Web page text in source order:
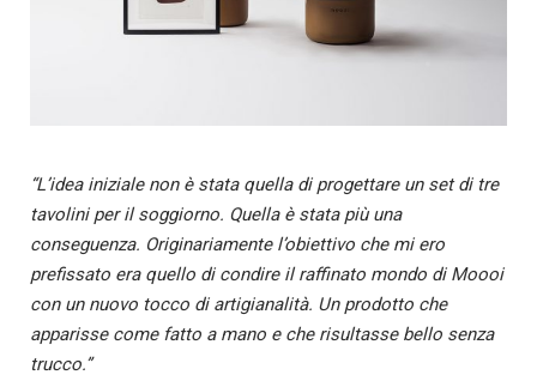
“L’idea iniziale non è stata quella di progettare un set di tre
tavolini per il soggiorno. Quella è stata più una
conseguenza. Originariamente l’obiettivo che mi ero
prefissato era quello di condire il raffinato mondo di Moooi
con un nuovo tocco di artigianalità. Un prodotto che
apparisse come fatto a mano e che risultasse bello senza
trucco.”